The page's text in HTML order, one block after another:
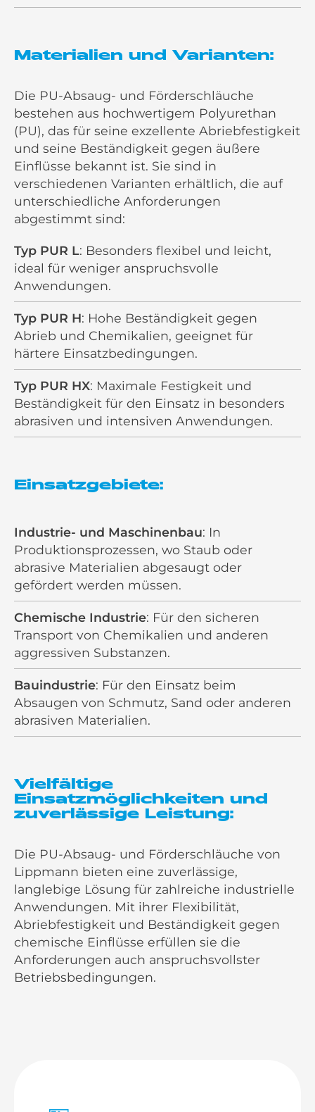
Materialien und Varianten:
Die PU-Absaug- und Förderschläuche
bestehen aus hochwertigem Polyurethan
(PU), das für seine exzellente Abriebfestigkeit
und seine Beständigkeit gegen äußere
Einflüsse bekannt ist. Sie sind in
verschiedenen Varianten erhältlich, die auf
unterschiedliche Anforderungen
abgestimmt sind:
Typ PUR L: Besonders flexibel und leicht,
ideal für weniger anspruchsvolle
Anwendungen.
Typ PUR H: Hohe Beständigkeit gegen
Abrieb und Chemikalien, geeignet für
härtere Einsatzbedingungen.
Typ PUR HX: Maximale Festigkeit und
Beständigkeit für den Einsatz in besonders
abrasiven und intensiven Anwendungen.
Einsatzgebiete:
Industrie- und Maschinenbau: In
Produktionsprozessen, wo Staub oder
abrasive Materialien abgesaugt oder
gefördert werden müssen.
Chemische Industrie: Für den sicheren
Transport von Chemikalien und anderen
aggressiven Substanzen.
Bauindustrie: Für den Einsatz beim
Absaugen von Schmutz, Sand oder anderen
abrasiven Materialien.
Vielfältige
Einsatzmöglichkeiten und
zuverlässige Leistung:
Die PU-Absaug- und Förderschläuche von
Lippmann bieten eine zuverlässige,
langlebige Lösung für zahlreiche industrielle
Anwendungen. Mit ihrer Flexibilität,
Abriebfestigkeit und Beständigkeit gegen
chemische Einflüsse erfüllen sie die
Anforderungen auch anspruchsvollster
Betriebsbedingungen.